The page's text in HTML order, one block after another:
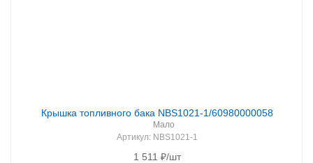
Крышка топливного бака NBS1021-1/60980000058
Мало
Артикул: NBS1021-1
1 511 ₽/шт